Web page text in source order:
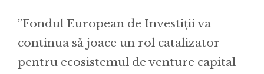
”Fondul European de Investiții va
continua să joace un rol catalizator
pentru ecosistemul de venture capital